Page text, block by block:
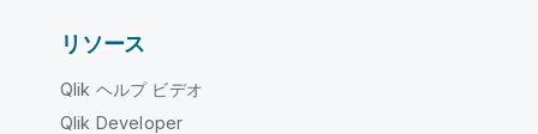
リソース
Qlik ヘルプ ビデオ
Qlik Developer